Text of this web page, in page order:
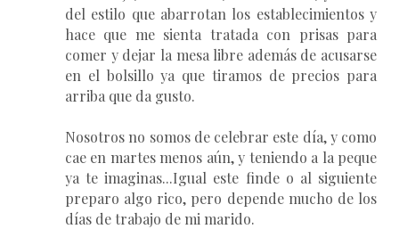
del estilo que abarrotan los establecimientos y
hace que me sienta tratada con prisas para
comer y dejar la mesa libre además de acusarse
en el bolsillo ya que tiramos de precios para
arriba que da gusto.
Nosotros no somos de celebrar este día, y como
cae en martes menos aún, y teniendo a la peque
ya te imaginas...Igual este finde o al siguiente
preparo algo rico, pero depende mucho de los
días de trabajo de mi marido.